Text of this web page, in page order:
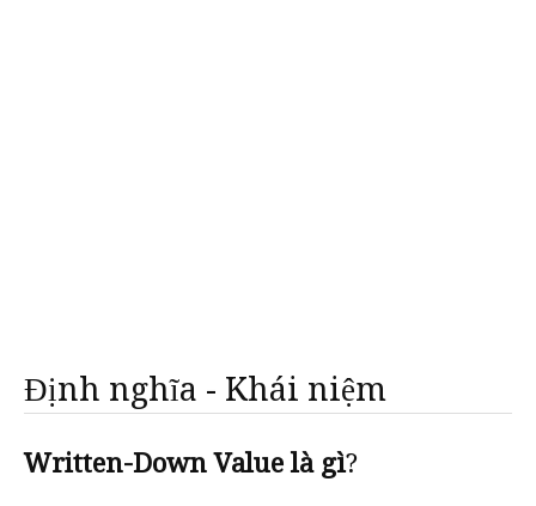
Định nghĩa - Khái niệm
Written-Down Value là gì?